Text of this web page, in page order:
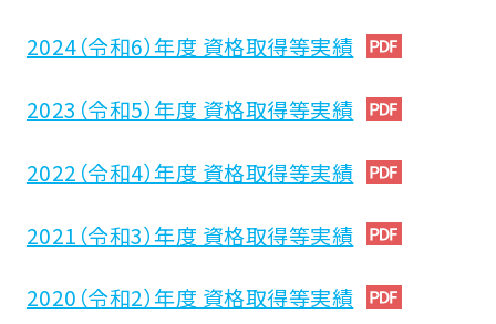
学校施設案内
税制上の優遇措置
2024（令和6）年度 資格取得等実績
2023（令和5）年度 資格取得等実績
2022（令和4）年度 資格取得等実績
2021（令和3）年度 資格取得等実績
2020（令和2）年度 資格取得等実績